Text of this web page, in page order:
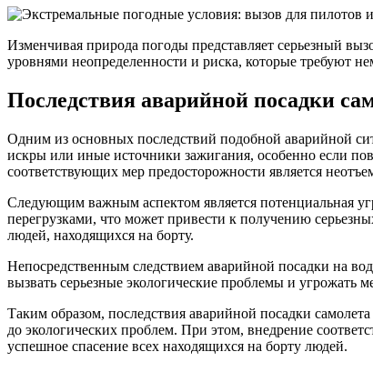
Изменчивая природа погоды представляет серьезный
уровнями неопределенности и риска, которые требуют
Последствия аварийной посадки
Одним из основных последствий подобной аварийной
искры или иные источники зажигания, особенно если
соответствующих мер предосторожности является
Следующим важным аспектом является потенциальная
перегрузками, что может привести к получению
людей, находящихся на борту.
Непосредственным следствием аварийной посадки на
вызвать серьезные экологические проблемы и
Таким образом, последствия аварийной посадки
до экологических проблем. При этом, внедрение
успешное спасение всех находящихся на борту людей.